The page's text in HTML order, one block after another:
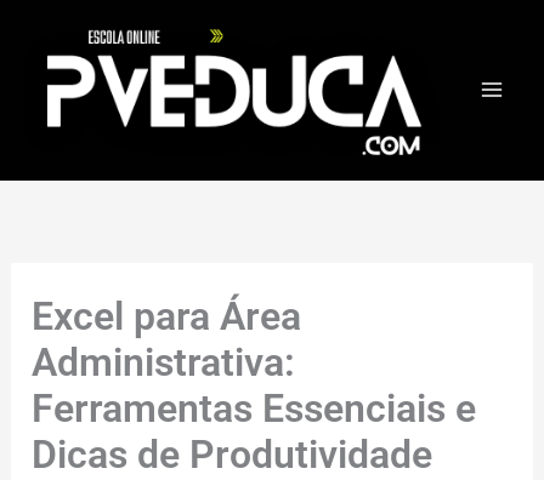
Excel para Área
Administrativa:
Ferramentas Essenciais e
Dicas de Produtividade